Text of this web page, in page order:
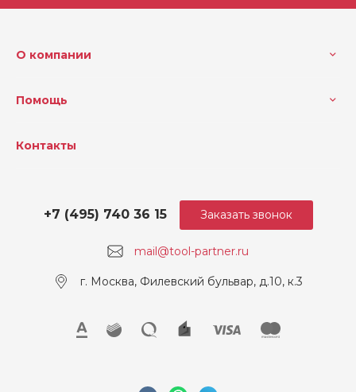
О компании
Помощь
Контакты
mail@tool-partner.ru
+7 (495) 740 36 15
г. Москва, Филевский бульвар, д.10, к.3
Заказать звонок